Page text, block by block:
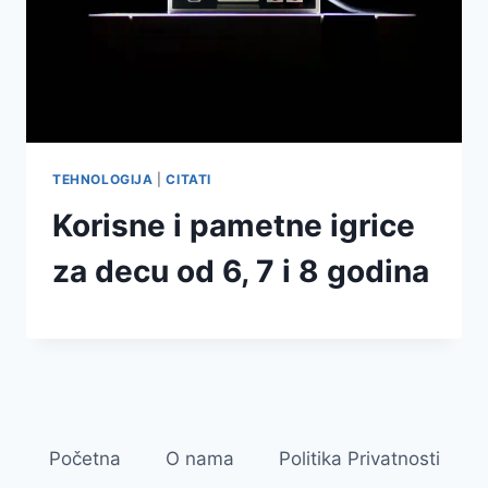
TEHNOLOGIJA |CITATI
Korisne i pametne igrice
za decu od 6, 7 i 8 godina
Početna O nama
Politika Privatnosti